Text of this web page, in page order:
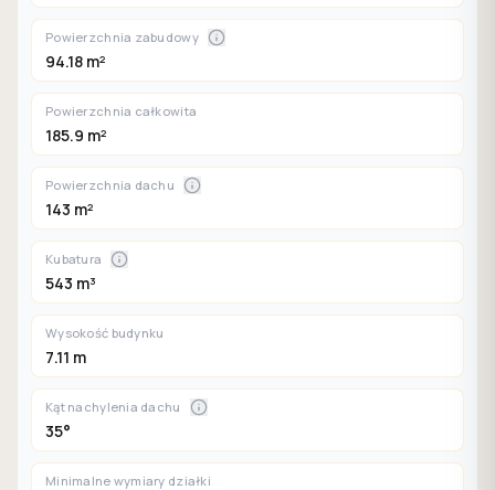
Powierzchnia zabudowy
94.18 m²
Powierzchnia całkowita
185.9 m²
Powierzchnia dachu
143 m²
Kubatura
543 m³
Wysokość budynku
7.11 m
Kąt nachylenia dachu
35°
Minimalne wymiary działki